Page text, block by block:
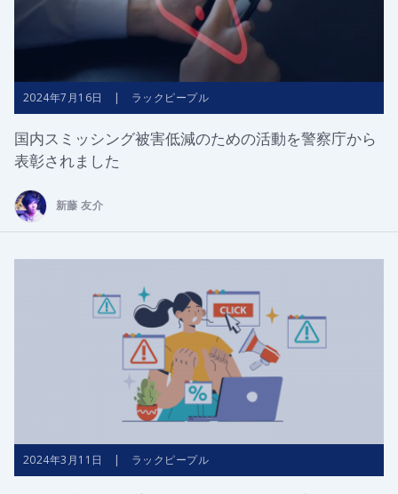
2024年7月16日 | ラックピープル
国内スミッシング被害低減のための活動を警察庁から
表彰されました
新藤 友介
2024年3月11日 | ラックピープル